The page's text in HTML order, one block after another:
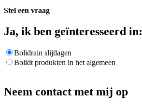
Stel een vraag
Ja, ik ben geïnteresseerd in:
Bolidrain slijtlagen
Bolidt produkten in het algemeen
Neem contact met mij op